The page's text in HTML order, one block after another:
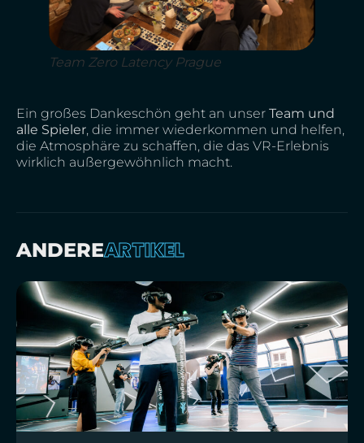
Team Zero Latency Prague
Ein großes Dankeschön geht an unser Team und
alle Spieler, die immer wiederkommen und helfen,
die Atmosphäre zu schaffen, die das VR-Erlebnis
wirklich außergewöhnlich macht.
ANDEREARTIKEL